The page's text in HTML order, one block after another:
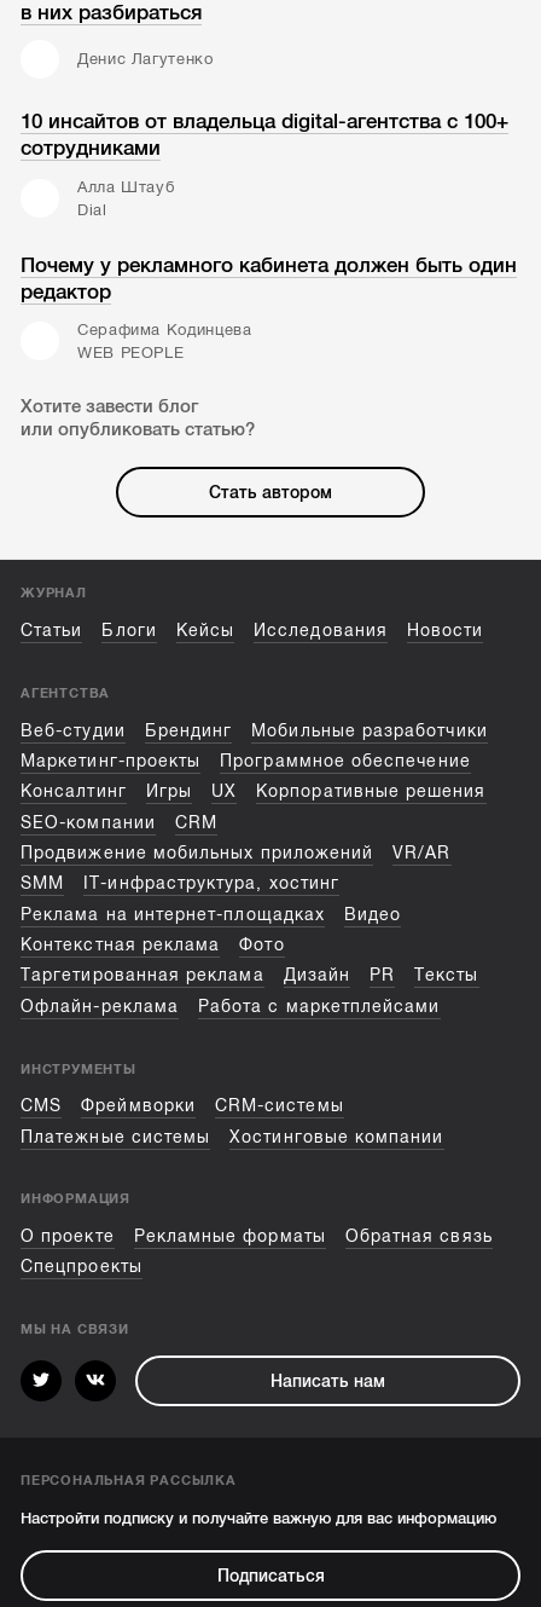
в них разбираться
Денис Лагутенко
10 инсайтов от владельца digital-агентства с 100+
сотрудниками
Алла Штауб
Dial
Почему у рекламного кабинета должен быть один
редактор
Серафима Кодинцева
WEB PEOPLE
Хотите завести блог
или опубликовать статью?
Стать автором
ЖУРНАЛ
Статьи Блоги Кейсы Исследования Новости
АГЕНТСТВА
Веб-студии Брендинг
Мобильные разработчики
Маркетинг-проекты
Программное обеспечение
Консалтинг
Игры UX
Корпоративные решения
SEO-компании
CRM
Продвижение мобильных приложений
VR/AR
SMM
IT-инфраструктура, хостинг
Реклама на интернет-площадках
Видео
Контекстная реклама
Фото
Таргетированная реклама
Дизайн PR
Тексты
Офлайн-реклама
Работа с маркетплейсами
ИНСТРУМЕНТЫ
CMS Фреймворки
CRM-системы
Платежные системы
Хостинговые компании
ИНФОРМАЦИЯ
О проекте Рекламные форматы
Обратная связь
Спецпроекты
МЫ НА СВЯЗИ
Написать нам
ПЕРСОНАЛЬНАЯ РАССЫЛКА
Настройти подписку и получайте важную для вас информацию
Подписаться